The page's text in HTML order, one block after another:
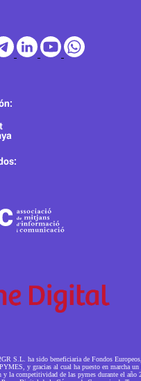
S.L. ha sido beneficiaria de Fondos
y gracias al cual ha puesto en marcha un
la competitividad de las pymes durante el año